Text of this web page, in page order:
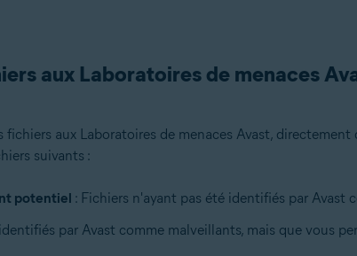
aux Laboratoires de menaces
fichiers aux Laboratoires de menaces Avast,
suivants :
potentiel : Fichiers n'ayant pas été identifiés par Avast
par Avast comme malveillants, mais que vous